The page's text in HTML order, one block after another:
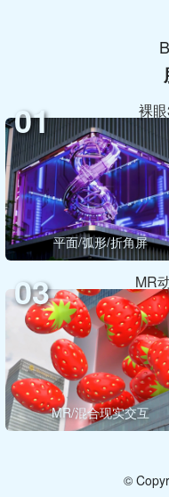
01 裸
平面/弧形/折角屏
03 MR
MR/混合现实交互
©